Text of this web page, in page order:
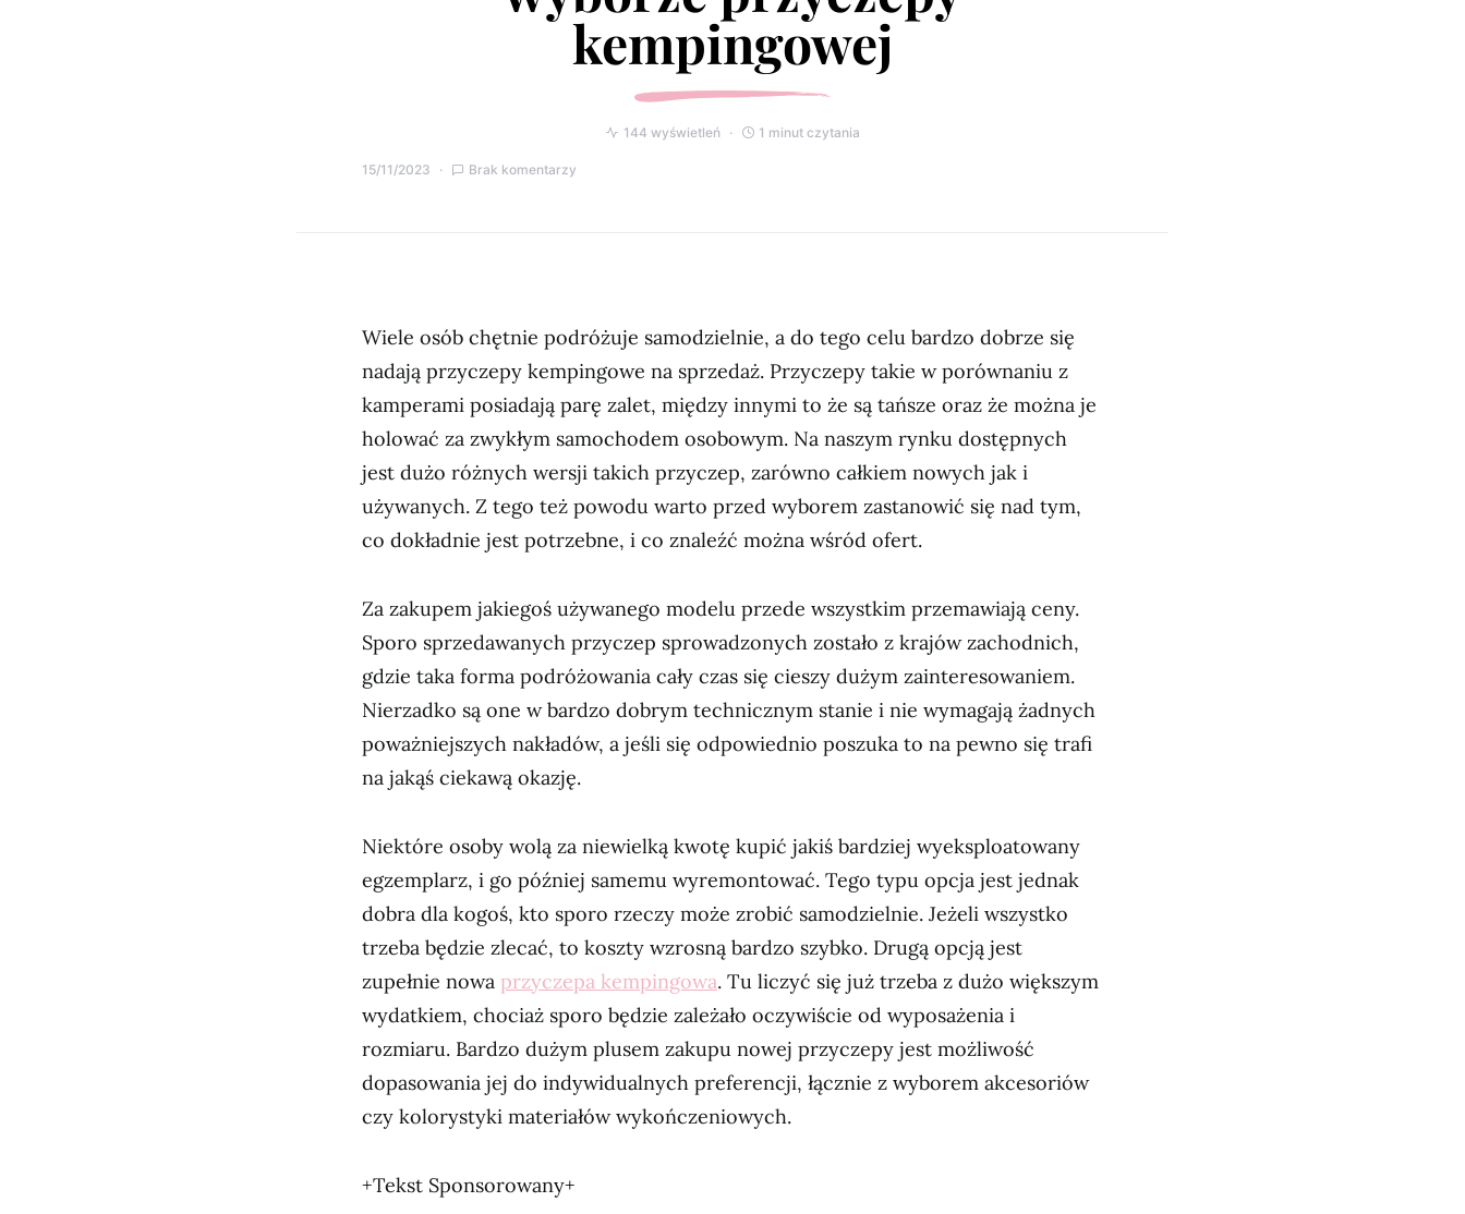
kempingowej
144 wyświetleń 1 minut czytania
15/11/2023 Brak komentarzy
Wiele osób chętnie podróżuje samodzielnie, a do tego celu bardzo dobrze się
nadają przyczepy kempingowe na sprzedaż. Przyczepy takie w porównaniu z
kamperami posiadają parę zalet, między innymi to że są tańsze oraz że można je
holować za zwykłym samochodem osobowym. Na naszym rynku dostępnych
jest dużo różnych wersji takich przyczep, zarówno całkiem nowych jak i
używanych. Z tego też powodu warto przed wyborem zastanowić się nad tym,
co dokładnie jest potrzebne, i co znaleźć można wśród ofert.
Za zakupem jakiegoś używanego modelu przede wszystkim przemawiają ceny.
Sporo sprzedawanych przyczep sprowadzonych zostało z krajów zachodnich,
gdzie taka forma podróżowania cały czas się cieszy dużym zainteresowaniem.
Nierzadko są one w bardzo dobrym technicznym stanie i nie wymagają żadnych
poważniejszych nakładów, a jeśli się odpowiednio poszuka to na pewno się trafi
na jakąś ciekawą okazję.
Niektóre osoby wolą za niewielką kwotę kupić jakiś bardziej wyeksploatowany
egzemplarz, i go później samemu wyremontować. Tego typu opcja jest jednak
dobra dla kogoś, kto sporo rzeczy może zrobić samodzielnie. Jeżeli wszystko
trzeba będzie zlecać, to koszty wzrosną bardzo szybko. Drugą opcją jest
zupełnie nowa przyczepa kempingowa. Tu liczyć się już trzeba z dużo większym
wydatkiem, chociaż sporo będzie zależało oczywiście od wyposażenia i
rozmiaru. Bardzo dużym plusem zakupu nowej przyczepy jest możliwość
dopasowania jej do indywidualnych preferencji, łącznie z wyborem akcesoriów
czy kolorystyki materiałów wykończeniowych.
+Tekst Sponsorowany+